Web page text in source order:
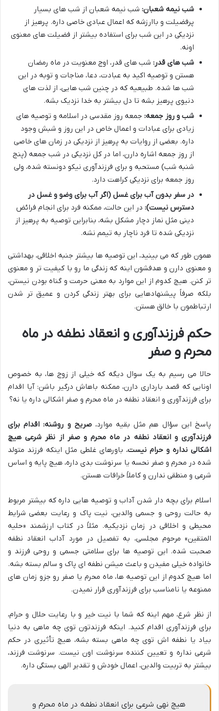
شب نیمه شعبان: شب نیمه شعبان از شب های بسیار
پرفضیلت و باارزشه که اعمال عبادی خاصی داره. پرهیز از
نزدیکی در این شب برای استفاده بیشتر از فضیلت های معنوی
اونه.
شب های قدر: شب های قدر، اوج معنویت در ماه رمضان
هستن و توصیه اکید به عبادت، دعا، مناجات و توبه در این
شب ها شده. طبیعیه که در چنین شب هایی، از لذت های
دنیوی پرهیز بشه تا دل بیشتر به خدا نزدیک بشه.
شب و روز جمعه: جمعه روز مقدسی در اسلامه و توصیه های
زیادی برای عبادات و اعمال خاص در این روز و شبش وجود
داره. بعضی از روایات به پرهیز از نزدیکی در زمان های خاصی
از روز جمعه اشاره دارن، اما در کل نزدیکی در شب جمعه (پنج
شنبه شب) مستحبه و برای فرزندآوری نیکو دونسته شده، ولی
روز جمعه برای نزدیکی کراهت دارد.
در سفر بدون آب برای غسل (اگر آب برای وضو و غسل در
دسترس نیست): در این حالت، ممکنه فرد برای انجام فرائض
دینی مثل نماز دچار مشکل بشه، بنابراین توصیه به پرهیز از
نزدیکی شده تا فرد ناچار به تیمم نشه.
همون طور که می بینید، این توصیه ها بیشتر جنبه اخلاقی، بهداشتی
و معنوی دارن و هدفشون اینه که زندگی ما رو با کیفیت تر و معنوی
تر کنن. هیچ کدوم از این موارد به معنی حرمت و گناه بودن نیستن،
بلکه صرفاً پیشنهادهایی برای بهتر زندگی کردن و عمیق تر شدن
ارتباطمون با خالق هستن.
حکم فرزندآوری و انعقاد نطفه در ماه
محرم و صفر
حالا می رسیم به یک سوال دیگه که خیلی از زوج ها، به خصوص
اونایی که قصد بارداری دارن، ممکنه باهاش درگیر باشن: آیا اقدام
برای فرزندآوری و انعقاد نطفه در ماه محرم و صفر اشکالی داره یا نه؟
پاسخ این سؤال هم مثل بقیه موارد،صریح و روشنه: اقدام برای
فرزندآوری و انعقاد نطفه در ماه محرم و صفر از نظر شرعی هیچ
اشکالی نداره و حرام نیست. باورهای غلطی مثل اینکه فرزند متولد
شده در محرم و صفر نحسه یا سرنوشت بدی داره، هیچ پایه و اساس
شرعی و منطقی ندارن و کاملاً خرافات هستن.
اسلام برای بچه دار شدن آداب و توصیه هایی داره که بیشتر مربوط
به حالت روحی و جسمی والدین، نیت پاک و رعایت بعضی شرایط
محیطی و اخلاقی در زمان نزدیکیه. مثلاً در کتاب ارزشمند «حلیه
المتقین» مرحوم مجلسی، به تفصیل در مورد آداب انعقاد نطفه
صحبت شده. این توصیه ها برای سلامتی جسمی و روحی فرزند و
خانواده خیلی مفیدن و باعث میشن نطفه ای پاک و سالم بسته بشه.
اما هیچ کدوم از این توصیه ها، ماه محرم یا صفر رو جزو زمان های
ممنوعه یا نامناسب برای فرزندآوری قرار نمیدن.
از نظر شرع، مهم اینه که شما با نیت خیر و با رعایت حلال و حرام،
برای فرزندآوری اقدام کنید. اینکه فرزندتون توی چه ماهی به دنیا
بیاد یا نطفه اش توی چه ماهی بسته بشه، هیچ تأثیری در حکم
شرعی نداره و تعیین کننده سرنوشت اون نیست. سرنوشت فرزند،
بیشتر به تربیت والدین، اعمال خودش و تقدیر الهی بستگی داره.
هیچ نهی شرعی برای انعقاد نطفه در ماه محرم و